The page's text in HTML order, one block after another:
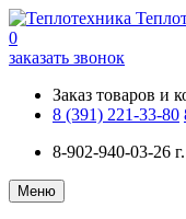
0
заказать звонок
Заказ товаров и
8 (391) 221-33-80
8-902-940-03-26
Меню